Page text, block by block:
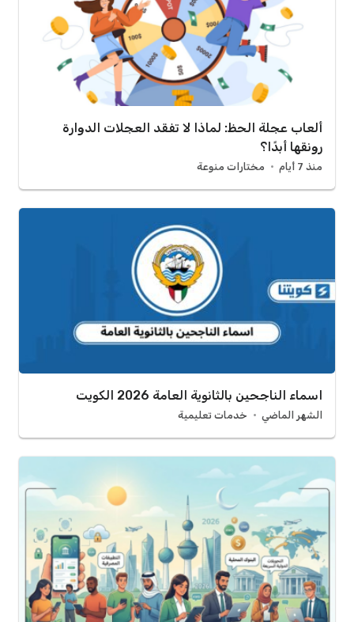
ألعاب عجلة الحظ: لماذا لا تفقد العجلات الدوارة
رونقها أبدًا؟
منذ 7 أيام مختارات منوعة
اسماء الناجحين بالثانوية العامة 2026 الكويت
الشهر الماضي خدمات تعليمية